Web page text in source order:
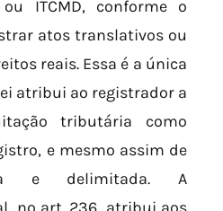
ITCMD, conforme o
atos translativos ou
reais. Essa é a única
atribui ao registrador a
tributária como
e mesmo assim de
e delimitada. A